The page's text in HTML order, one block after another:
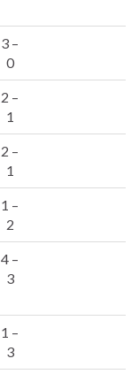
3 –
0
2 –
1
2 –
1
1 –
2
4 –
3
1 –
3